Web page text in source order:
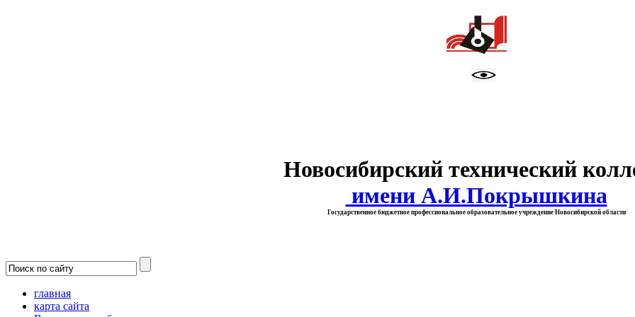
Новосибирский технический
имени А.И.Покрышкина
Государственное бюджетное профессиональное образовательное учреждение Новосибирской области
главная
карта сайта